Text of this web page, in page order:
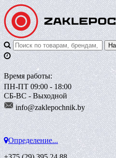
Время работы:
ПН-ПТ 09:00 - 18:00
СБ-ВС - Выходной
info@zaklepochnik.by
Определение...